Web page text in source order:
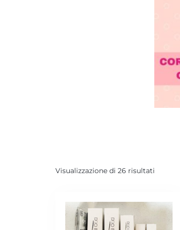
Visualizzazione di 26 risultati